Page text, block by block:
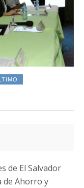
de El Salvador
de Ahorro y